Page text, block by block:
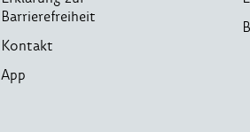
Barrierefreiheit
Kontakt
App